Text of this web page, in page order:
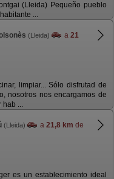
(Lleida) Pequeño pueblo
...
(Lleida) a 21
limpiar... Sólo disfrutad de
nosotros nos encargamos de
hab ...
(Lleida) a 21,8 km de
es un establecimiento ideal